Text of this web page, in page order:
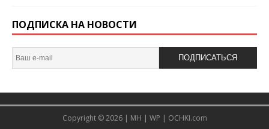
ПОДПИСКА НА НОВОСТИ
ПОДПИСАТЬСЯ
Copyright © 2026 | MH | WP | OCHKI.com